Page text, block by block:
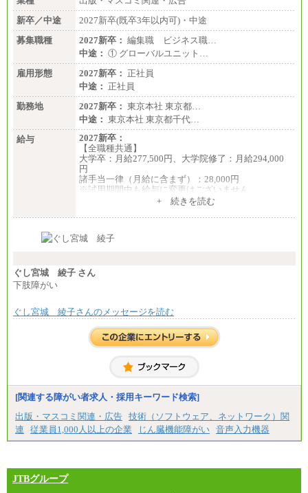
新卒／中途
2027新卒(既卒3年以内可)・中途
募集職種
2027新卒： 編集職 ビジネス職…
中途： ① グローバルユニット…
雇用形態
2027新卒： 正社員
中途： 正社員
勤務地
2027新卒： 東京本社 東京都…
中途： 東京本社 東京都千代…
給与
2027新卒：
【全職種共通】
大学卒：月給277,500円、大学院修了：月給294,000
円
諸手当一律（月給に含まず）：28,000円
※試用期間中も給与に変更はございません
月給370,000円～
ます。
の各種手当を含む金額です）
+ 続きを読む
ぐし宮城 綾子 さん
下肢障がい
ぐし宮城 綾子さんのメッセージを読む
[関連する障がい者求人・採用キーワード検索]
出版・マスコミ関連・広告 技術（ソフトウェア、ネットワーク）関
連
従業員1,000人以上の企業 じん臓機能障がい 音声入力機器
JTBグループ